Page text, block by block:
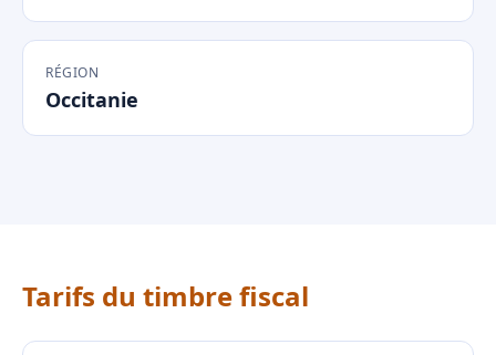
RÉGION
Occitanie
Tarifs du timbre fiscal